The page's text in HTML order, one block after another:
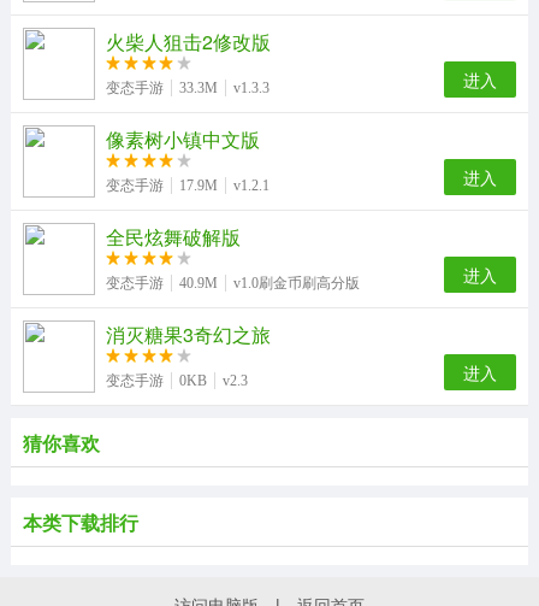
火柴人狙击2修改版
变态手游 33.3M v1.3.3 进入
像素树小镇中文版
变态手游 17.9M v1.2.1 进入
全民炫舞破解版
变态手游 40.9M v1.0刷金币刷高分版 进入
消灭糖果3奇幻之旅
变态手游 0KB v2.3 进入
猜你喜欢
本类下载排行